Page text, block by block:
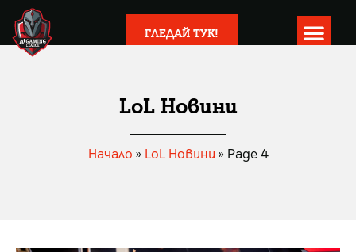
ГЛЕДАЙ ТУК!
LoL Новини
Начало » LoL Новини » Page 4